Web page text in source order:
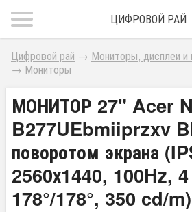
ЦИФРОВОЙ РАЙ
Цифровой рай → Мониторы, дисплеи и
→ Мониторы
МОНИТОР 27" Acer
B277UEbmiiprzxv
поворотом экрана
2560х1440, 100Hz,
178°/178°, 350 cd/m)